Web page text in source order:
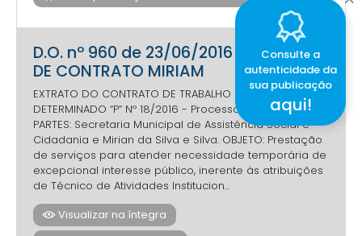
D.O. nº 960 de 23/06/2016 - EXTRATO
DE CONTRATO MIRIAM
EXTRATO DO CONTRATO DE TRABALHO POR PRAZO
DETERMINADO “P” Nº 18/2016 - Processo nº. 17842/2016
PARTES: Secretaria Municipal de Assistência Social e
Cidadania e Mirian da Silva e Silva. OBJETO: Prestação
de serviços para atender necessidade temporária de
excepcional interesse público, inerente às atribuições
de Técnico de Atividades Institucion...
Visualizar na íntegra
Consulte a
autenticidade da
sua publicação
aqui!